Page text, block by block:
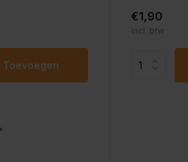
Toevoegen
€1,90
Incl. btw